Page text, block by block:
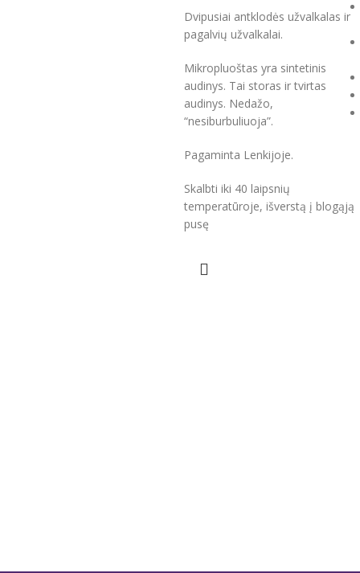
Dvipusiai antklodės užvalkalas ir
pagalvių užvalkalai.
Mikropluoštas yra sintetinis
audinys. Tai storas ir tvirtas
audinys. Nedažo,
“nesiburbuliuoja”.
Pagaminta Lenkijoje.
Skalbti iki 40 laipsnių
temperatūroje, išverstą į blogąją
pusę